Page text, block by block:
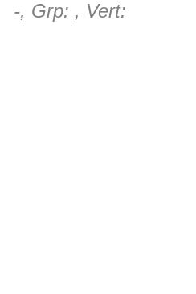
-, Grp: , Vert: